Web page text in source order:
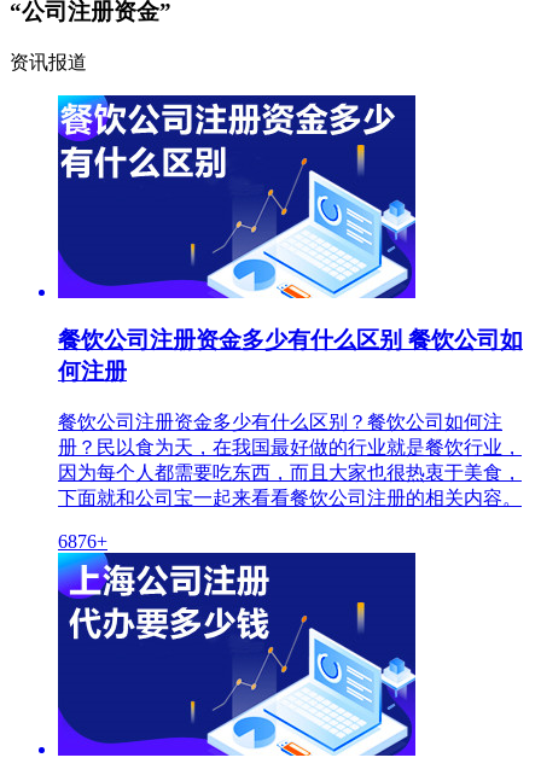
“公司注册资金”
资讯报道
餐饮公司注册资金多少有什么区别 餐饮公司如
何注册
餐饮公司注册资金多少有什么区别？餐饮公司如何注
册？民以食为天，在我国最好做的行业就是餐饮行业，
因为每个人都需要吃东西，而且大家也很热衷于美食，
下面就和公司宝一起来看看餐饮公司注册的相关内容。
6876+